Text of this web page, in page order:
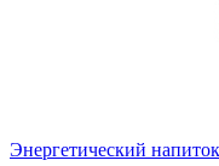
Энергетический